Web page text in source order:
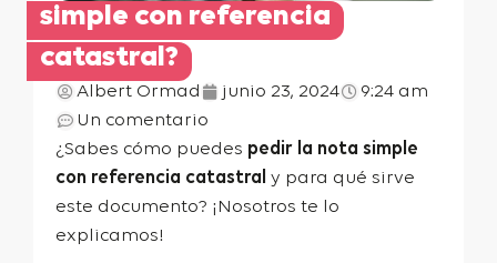
simple con referencia
catastral?
Albert Ormad junio 23, 2024
9:24 am
Un comentario
¿Sabes cómo puedes pedir la nota simple
con referencia catastral y para qué sirve
este documento? ¡Nosotros te lo
explicamos!